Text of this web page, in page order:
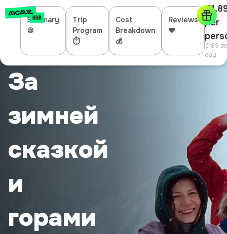
За
зимней
сказкой
и
горами
Summary
🍪
Trip
Program
⏱
Cost
Breakdown
💰
Reviews
❤️
per
€189
day